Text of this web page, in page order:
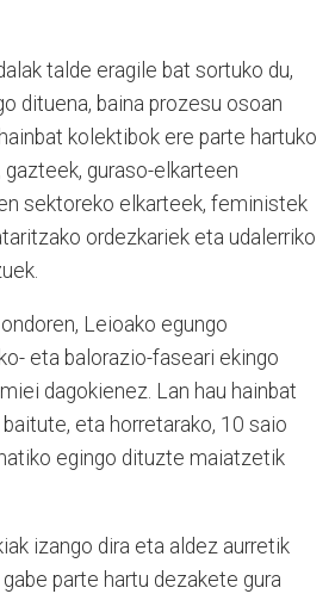
talde eragile bat sortuko du,
dituena, baina prozesu osoan
kolektibok ere parte hartuko
guraso-elkarteen
sektoreko elkarteek, feministek
ordezkariek eta udalerriko
Leioako egungo
eta balorazio-faseari ekingo
dagokienez. Lan hau hainbat
eta horretarako, 10 saio
egingo dituzte maiatzetik
izango dira eta aldez aurretik
parte hartu dezakete gura